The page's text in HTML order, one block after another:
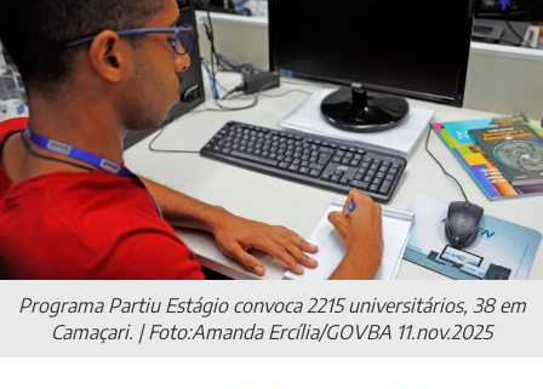
Programa Partiu Estágio convoca 2215 universitários, 38 em
Camaçari. | Foto:Amanda Ercília/GOVBA 11.nov.2025